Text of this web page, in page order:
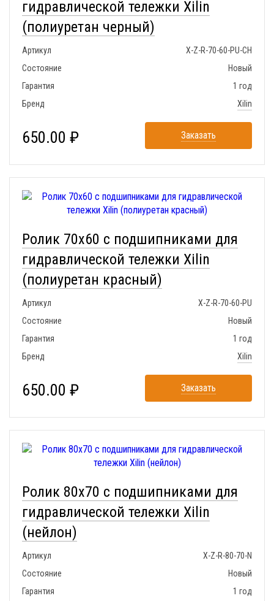
гидравлической тележки Xilin
(полиуретан черный)
Артикул
X-Z-R-70-60-PU-CH
Состояние
Новый
Гарантия
1 год
Бренд
Xilin
650.00 ₽ Заказать
Ролик 70x60 с подшипниками для
гидравлической тележки Xilin
(полиуретан красный)
Артикул
X-Z-R-70-60-PU
Состояние
Новый
Гарантия
1 год
Бренд
Xilin
650.00 ₽ Заказать
Ролик 80x70 с подшипниками для
гидравлической тележки Xilin
(нейлон)
Артикул
X-Z-R-80-70-N
Состояние
Новый
Гарантия
1 год